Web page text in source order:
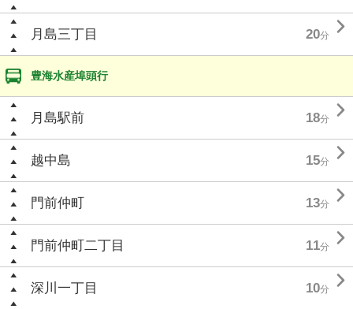
月島三丁目 20分 
豊海水産埠頭行
月島駅前 18分 
越中島 15分 
門前仲町 13分 
門前仲町二丁目 11分 
深川一丁目 10分 